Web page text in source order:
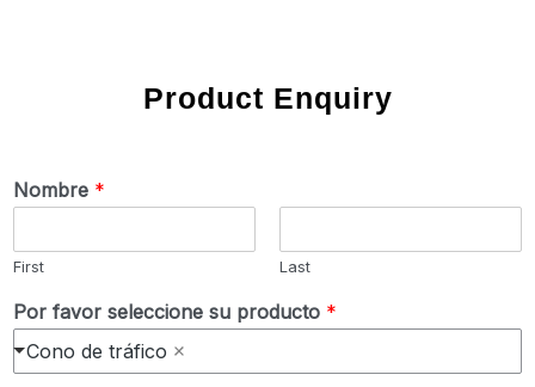
Product Enquiry
Nombre *
First Last
Por favor seleccione su producto *
Cono de tráfico